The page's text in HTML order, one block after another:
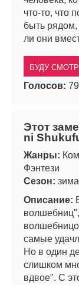
что-то, что
быть рядом,
ли они
БУДУ
Голосов:
Этот
ni
Жанры:
Фэнтези
Сезон: зима
Описание:
волшебниц",
самые
Но в один
слишком
вдвое". С